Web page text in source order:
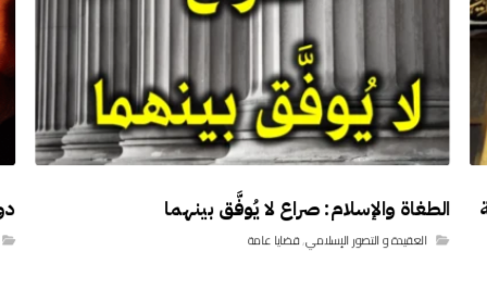
الطغاة والإسلام: صراع لا يُوفَّق بينهما
العقيدة و التصور الإسلامي,قضايا عامة